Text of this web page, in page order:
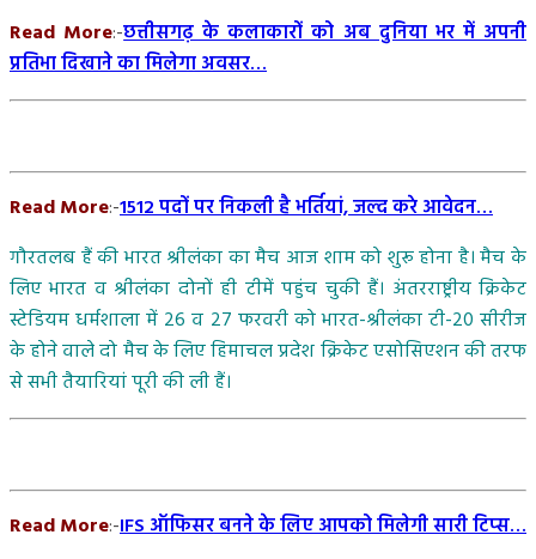
Read More:-छत्तीसगढ़ के कलाकारों को अब दुनिया भर में अपनी
प्रतिभा दिखाने का मिलेगा अवसर…
Read More:-1512 पदों पर निकली है भर्तियां, जल्द करे आवेदन…
गौरतलब हैं की भारत श्रीलंका का मैच आज शाम को शुरू होना है। मैच के
लिए भारत व श्रीलंका दोनों ही टीमें पहुंच चुकी हैं। अंतरराष्ट्रीय क्रिकेट
स्टेडियम धर्मशाला में 26 व 27 फरवरी को भारत-श्रीलंका टी-20 सीरीज
के होने वाले दो मैच के लिए हिमाचल प्रदेश क्रिकेट एसोसिएशन की तरफ
से सभी तैयारियां पूरी की ली हैं।
Read More:-IFS ऑफिसर बनने के लिए आपको मिलेगी सारी टिप्स…